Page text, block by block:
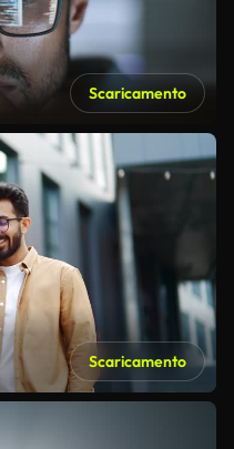
Scaricamento
Scaricamento